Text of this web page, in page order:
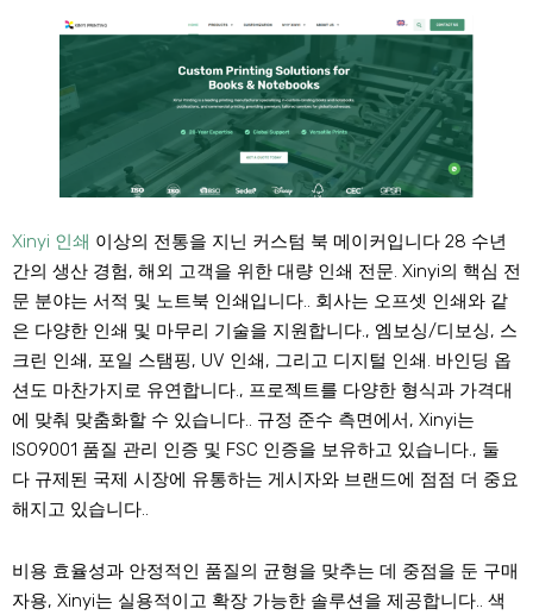
Xinyi 인쇄 이상의 전통을 지닌 커스텀 북 메이커입니다 28 수년
간의 생산 경험, 해외 고객을 위한 대량 인쇄 전문. Xinyi의 핵심 전
문 분야는 서적 및 노트북 인쇄입니다.. 회사는 오프셋 인쇄와 같
은 다양한 인쇄 및 마무리 기술을 지원합니다., 엠보싱/디보싱, 스
크린 인쇄, 포일 스탬핑, UV 인쇄, 그리고 디지털 인쇄. 바인딩 옵
션도 마찬가지로 유연합니다., 프로젝트를 다양한 형식과 가격대
에 맞춰 맞춤화할 수 있습니다.. 규정 준수 측면에서, Xinyi는
ISO9001 품질 관리 인증 및 FSC 인증을 보유하고 있습니다., 둘
다 규제된 국제 시장에 유통하는 게시자와 브랜드에 점점 더 중요
해지고 있습니다..
비용 효율성과 안정적인 품질의 균형을 맞추는 데 중점을 둔 구매
자용, Xinyi는 실용적이고 확장 가능한 솔루션을 제공합니다.. 색